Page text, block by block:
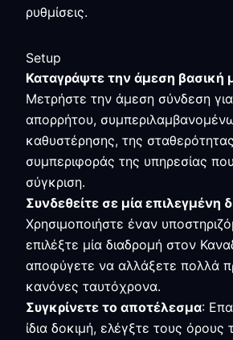
ρυθμίσεις.
Setup
Καταγράψτε την άμεση βασική
Μετρήστε την άμεση σύνδεση
απορρήτου,
καθυστέρησης, της
συμπεριφοράς της υπηρεσίας
σύγκριση.
Συνδεθείτε σε μία επιλεγμένη
Χρησιμοποιήστε έναν
επιλέξτε μία διαδρομή στον
αποφύγετε να αλλάξετε πολλά
κανόνες ταυτόχρονα.
Συγκρίνετε το αποτέλεσμα:
ίδια δοκιμή, ελέγξτε τους όρους